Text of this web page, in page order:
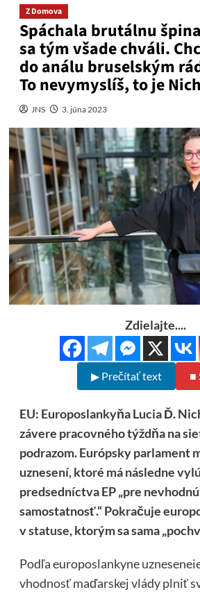
Z Domova
Spáchala brutálnu
sa tým všade chváli.
do análu bruselským
To nevymyslíš, to je
JNS 3. júna 2023
Zdielajte....
▶ Prečítať text ■
EU: Europoslankyňa Lucia Ď.
závere pracovného týždňa na
podrazom. Európsky parlament
uznesení, ktoré má následne
predsedníctva EP „pre
samostatnosť.“ Pokračuje
vstatuse, ktorým sa sama
Podľa europoslankyne
vhodnosť maďarskej vlády plniť